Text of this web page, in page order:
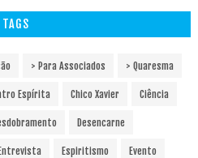
TAGS
> Para Associados > Quaresma
Espírita Chico Xavier Ciência
Desencarne
Entrevista Espiritismo Evento